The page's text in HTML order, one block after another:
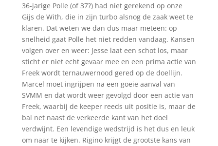
36-jarige Polle (of 37?) had niet gerekend op onze
Gijs de With, die in zijn turbo alsnog de zaak weet te
klaren. Dat weten we dan dus maar meteen: op
snelheid gaat Polle het niet redden vandaag. Kansen
volgen over en weer: Jesse laat een schot los, maar
sticht er niet echt gevaar mee en een prima actie van
Freek wordt ternauwernood gered op de doellijn.
Marcel moet ingrijpen na een goeie aanval van
SVMM en dat wordt weer gevolgd door een actie van
Freek, waarbij de keeper reeds uit positie is, maar de
bal net naast de verkeerde kant van het doel
verdwijnt. Een levendige wedstrijd is het dus en leuk
om naar te kijken. Rigino krijgt de grootste kans van